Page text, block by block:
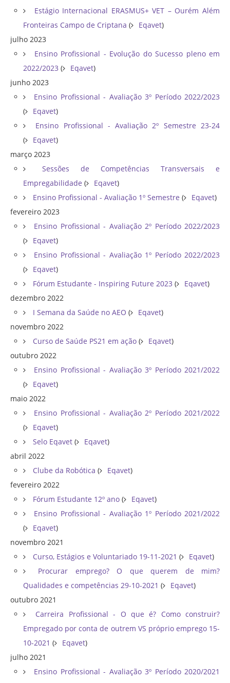
Estágio Internacional ERASMUS+ VET – Ourém Além
Fronteiras Campo de Criptana ( Eqavet)
julho 2023
Ensino Profissional - Evolução do Sucesso pleno em
2022/2023 ( Eqavet)
junho 2023
Ensino Profissional - Avaliação 3º Período 2022/2023
(
Eqavet)
Ensino Profissional - Avaliação 2º Semestre 23-24
(
Eqavet)
março 2023
Sessões de Competências Transversais e
Empregabilidade ( Eqavet)
Ensino Profissional - Avaliação 1º Semestre ( Eqavet)
fevereiro 2023
Ensino Profissional - Avaliação 2º Período 2022/2023
(
Eqavet)
Ensino Profissional - Avaliação 1º Período 2022/2023
(
Eqavet)
Fórum Estudante - Inspiring Future 2023 ( Eqavet)
dezembro 2022
I Semana da Saúde no AEO ( Eqavet)
novembro 2022
Curso de Saúde PS21 em ação ( Eqavet)
outubro 2022
Ensino Profissional - Avaliação 3º Período 2021/2022
(
Eqavet)
maio 2022
Ensino Profissional - Avaliação 2º Período 2021/2022
(
Eqavet)
Selo Eqavet ( Eqavet)
abril 2022
Clube da Robótica ( Eqavet)
fevereiro 2022
Fórum Estudante 12º ano ( Eqavet)
Ensino Profissional - Avaliação 1º Período 2021/2022
(
Eqavet)
novembro 2021
Curso, Estágios e Voluntariado 19-11-2021 ( Eqavet)
Procurar emprego? O que querem de mim?
Qualidades e competências 29-10-2021 ( Eqavet)
outubro 2021
Carreira Profissional - O que é? Como construir?
Empregado por conta de outrem VS próprio emprego 15-
10-2021 ( Eqavet)
julho 2021
Ensino Profissional - Avaliação 3º Período 2020/2021